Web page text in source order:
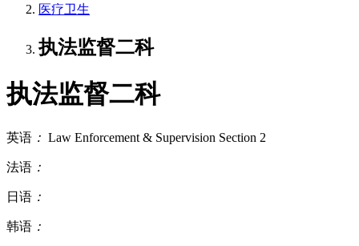
医疗卫生
执法监督二科
执法监督二科
英语 ： Law Enforcement & Supervision Section 2
法语 ：
日语 ：
韩语 ：